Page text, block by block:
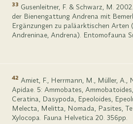
33 Gusenleitner, F. & Schwarz, M.
der Bienengattung Andrena mit
Ergänzungen zu paläarktischen Arten
Andreninae, Andrena). Entomofauna
42 Amiet, F., Herrmann, M., Müller, A.,
Apidae. 5: Ammobates,
Ceratina, Dasypoda, Epeoloides,
Melecta, Melitta, Nomada, Pasites,
Xylocopa. Fauna Helvetica 20. 356pp.